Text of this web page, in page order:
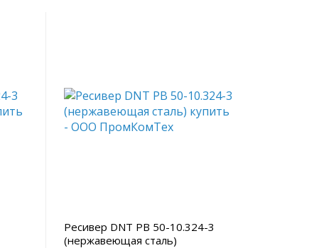
Ресивер DNT РВ 50-10.324-3
(нержавеющая сталь)